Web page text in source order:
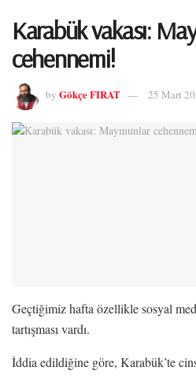
Karabük vakası:
cehennemi!
by Gökçe FIRAT 25 Mart
Geçtiğimiz hafta özellikle sosyal
tartışması vardı.
İddia edildiğine göre, Karabük’te